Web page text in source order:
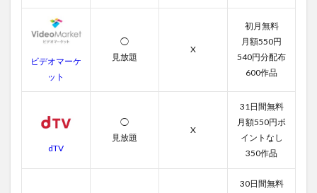
ビデオマーケ
ット
◯
見放題
X
初月無料
月額550円
540円分配布
600作品
dTV
◯
見放題
X
31日間無料
月額550円ポ
イントなし
350作品
30日間無料